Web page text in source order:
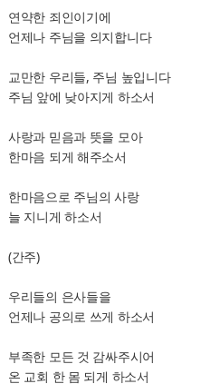
연약한 죄인이기에
언제나 주님을 의지합니다
교만한 우리들, 주님 높입니다
주님 앞에 낮아지게 하소서
사랑과 믿음과 뜻을 모아
한마음 되게 해주소서
한마음으로 주님의 사랑
늘 지니게 하소서
(간주)
우리들의 은사들을
언제나 공의로 쓰게 하소서
부족한 모든 것 감싸주시어
온 교회 한 몸 되게 하소서